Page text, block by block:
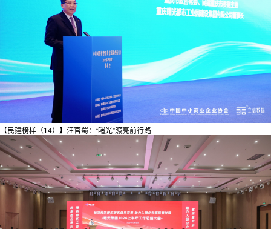
【民建榜样（14）】汪官蜀：“曙光”照亮前行路